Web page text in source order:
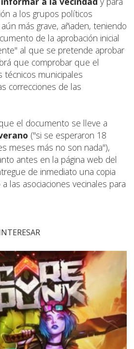
a los grupos políticos
más grave, añaden, teniendo
de la aprobación inicial
al que se pretende aprobar
que comprobar que el
técnicos municipales
correcciones de las
el documento se lleve a
("si se esperaron 18
meses más no son nada"),
antes en la página web del
de inmediato una copia
las asociaciones vecinales para